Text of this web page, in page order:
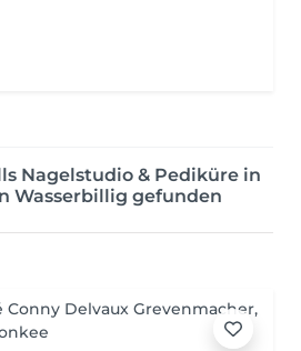
Nagelstudio & Pediküre in
Wasserbillig gefunden